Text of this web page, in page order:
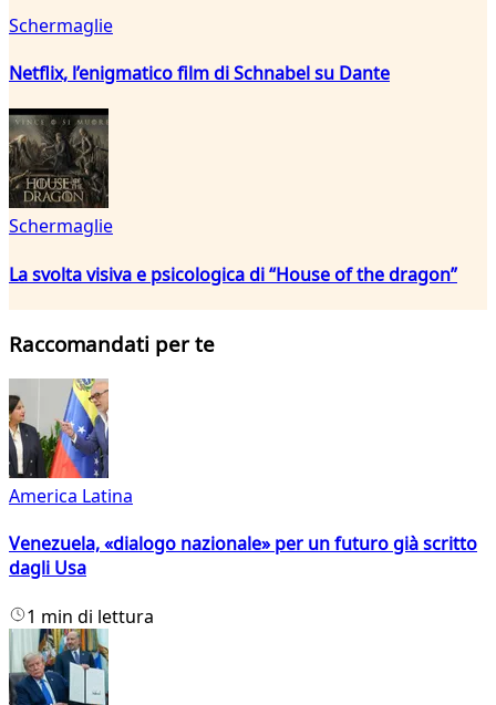
Schermaglie
Netflix, l’enigmatico film di Schnabel su Dante
Schermaglie
La svolta visiva e psicologica di “House of the dragon”
Raccomandati per te
America Latina
Venezuela, «dialogo nazionale» per un futuro già scritto
dagli Usa
1 min di lettura